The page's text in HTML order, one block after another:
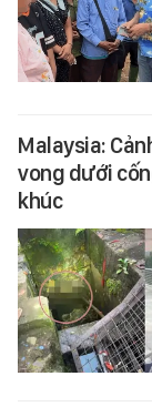
Malaysia:
vong dưới
khúc